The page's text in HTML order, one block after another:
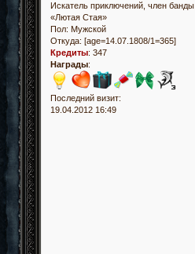
Искатель приключений, член банды
«Лютая Стая»
Пол: Мужской
Откуда: [age=14.07.1808/1=365]
Кредиты: 347
Награды:
Последний визит:
19.04.2012 16:49